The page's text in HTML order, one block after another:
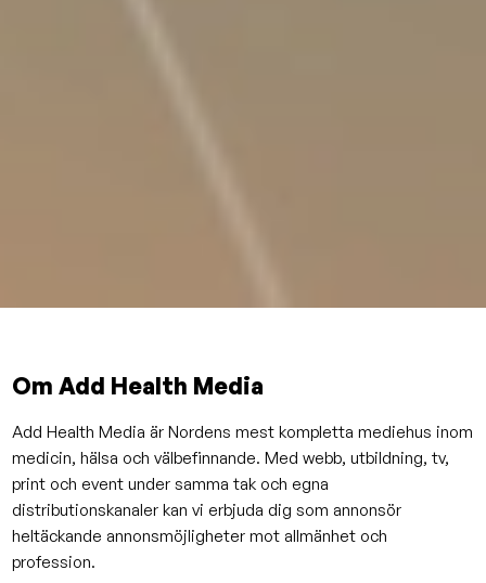
Om Add Health Media
Add Health Media är Nordens mest kompletta mediehus inom
medicin, hälsa och välbefinnande. Med webb, utbildning, tv,
print och event under samma tak och egna
distributionskanaler kan vi erbjuda dig som annonsör
heltäckande annonsmöjligheter mot allmänhet och
profession.